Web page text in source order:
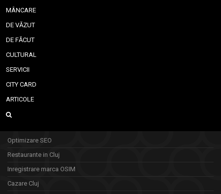
MÂNCARE
DE VĂZUT
DE FĂCUT
CULTURAL
SERVICII
CITY CARD
ARTICOLE
Optimizare SEO
Restaurante in Cluj
Inregistrare marca OSIM
Cazare Cluj